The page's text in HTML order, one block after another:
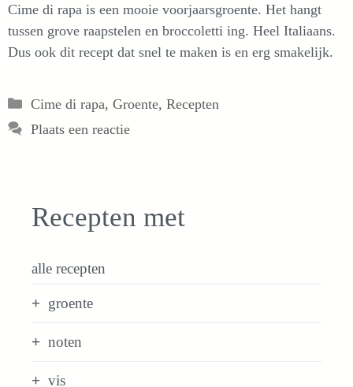
Cime di rapa is een mooie voorjaarsgroente. Het hangt
tussen grove raapstelen en broccoletti ing. Heel Italiaans.
Dus ook dit recept dat snel te maken is en erg smakelijk.
Categorieën
Cime di rapa, Groente, Recepten
Plaats een reactie
Recepten met
alle recepten
groente
noten
vis